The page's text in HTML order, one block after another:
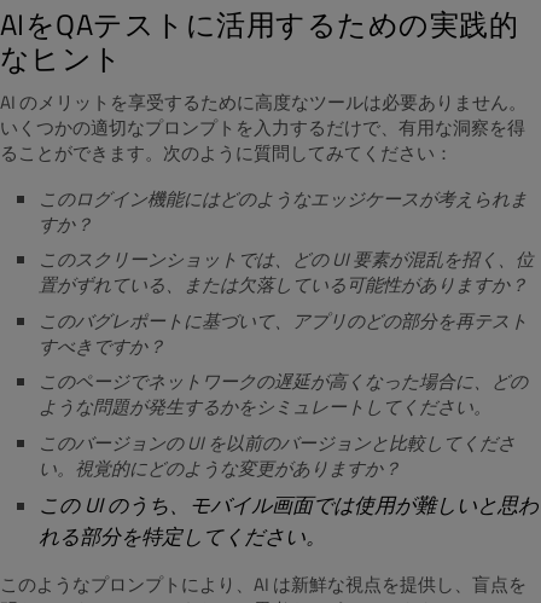
AIをQAテストに活用するための実践的
なヒント
AI のメリットを享受するために高度なツールは必要ありません。
いくつかの適切なプロンプトを入力するだけで、有用な洞察を得
ることができます。次のように質問してみてください：
このログイン機能にはどのようなエッジケースが考えられま
すか？
このスクリーンショットでは、どの UI 要素が混乱を招く、位
置がずれている、または欠落している可能性がありますか？
このバグレポートに基づいて、アプリのどの部分を再テスト
すべきですか？
このページでネットワークの遅延が高くなった場合に、どの
ような問題が発生するかをシミュレートしてください。
このバージョンの UI を以前のバージョンと比較してくださ
い。視覚的にどのような変更がありますか？
この UI のうち、モバイル画面では使用が難しいと思わ
れる部分を特定してください。
このようなプロンプトにより、AI は新鮮な視点を提供し、盲点を